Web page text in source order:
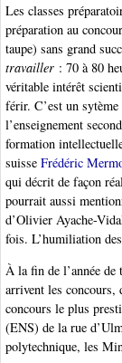
Les classes
préparation au
taupe) sans grand
travailler : 70 à 80
véritable intérêt
férir. C’est un
l’enseignement
formation
suisse Frédéric
qui décrit de façon
pourrait aussi
d’Olivier Ayache-
fois. L’humiliation
À la fin de l’année de
arrivent les concours,
concours le plus
(ENS) de la rue
polytechnique, les